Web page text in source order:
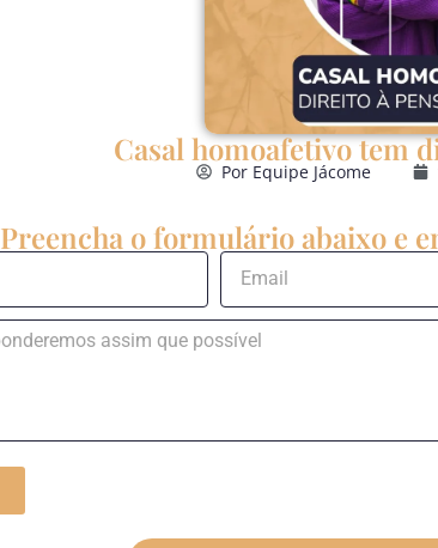
Casal homoafetivo tem
Por Equipe Jácome
o formulário abaixo e